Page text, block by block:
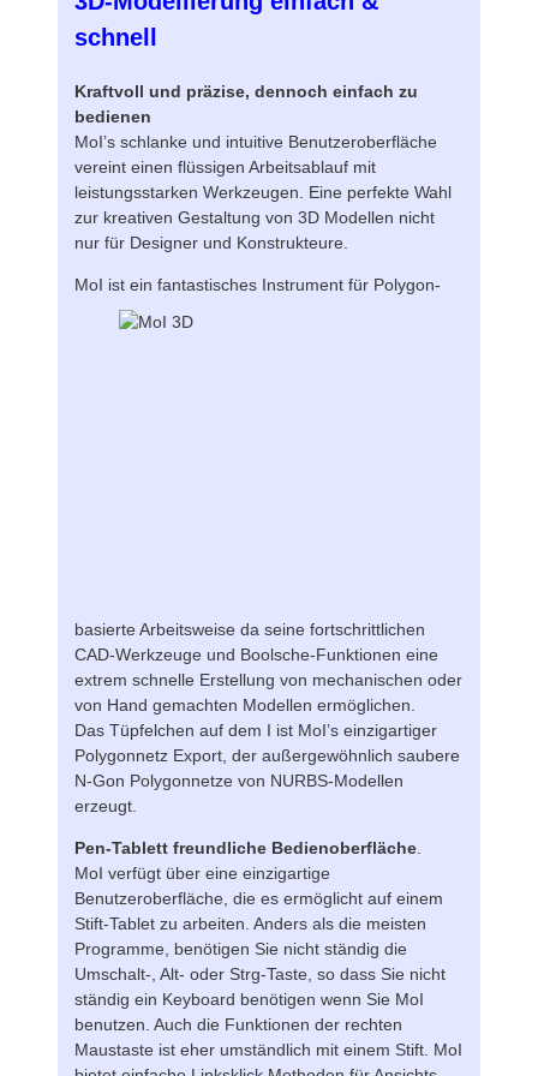
schnell
Kraftvoll und präzise, dennoch einfach zu
bedienen
MoI’s schlanke und intuitive Benutzeroberfläche
vereint einen flüssigen Arbeitsablauf mit
leistungsstarken Werkzeugen. Eine perfekte Wahl
zur kreativen Gestaltung von 3D Modellen nicht
nur für Designer und Konstrukteure.
MoI ist ein fantastisches Instrument für Polygon-
basierte Arbeitsweise da seine fortschrittlichen
CAD-Werkzeuge und Boolsche-Funktionen eine
extrem schnelle Erstellung von mechanischen oder
von Hand gemachten Modellen ermöglichen.
Das Tüpfelchen auf dem I ist MoI’s einzigartiger
Polygonnetz Export, der außergewöhnlich saubere
N-Gon Polygonnetze von NURBS-Modellen
erzeugt.
Pen-Tablett freundliche Bedienoberfläche
MoI verfügt über eine einzigartige
Benutzeroberfläche, die es ermöglicht auf einem
Stift-Tablet zu arbeiten. Anders als die meisten
Programme, benötigen Sie nicht ständig die
Umschalt-, Alt- oder Strg-Taste, so dass Sie nicht
ständig ein Keyboard benötigen wenn Sie MoI
benutzen. Auch die Funktionen der rechten
Maustaste ist eher umständlich mit einem Stift. MoI